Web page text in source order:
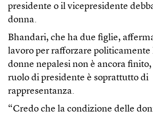
presidente o il vicepresidente
donna.
Bhandari, che ha due figlie,
lavoro per rafforzare politicamente
donne nepalesi non è ancora finito,
ruolo di presidente è soprattutto di
rappresentanza.
“Credo che la condizione delle